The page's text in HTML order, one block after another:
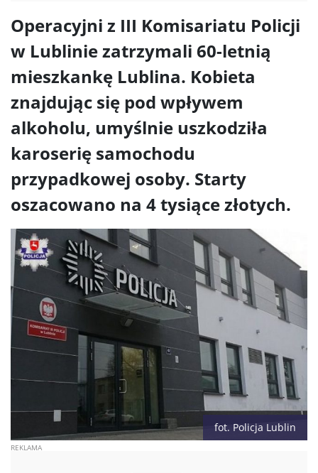
Operacyjni z III Komisariatu Policji
w Lublinie zatrzymali 60-letnią
mieszkankę Lublina. Kobieta
znajdując się pod wpływem
alkoholu, umyślnie uszkodziła
karoserię samochodu
przypadkowej osoby. Starty
oszacowano na 4 tysiące złotych.
fot. Policja Lublin